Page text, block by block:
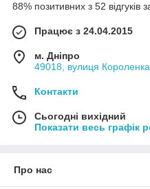
нашими послугами, ви
дизайн, а ми візьмемося за
Багато хто називає це
тематики антибренда
одягу бути на щабель вище
настрій собі і оточуючим.
розміром і кольором
88% позитивних з 52 відгуків
Працює з 24.04.2015
м. Дніпро
49018, вулиця
Контакти
Сьогодні вихідний
Показати весь графік
Про нас